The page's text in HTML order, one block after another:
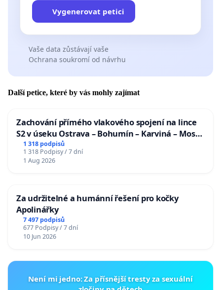
Vygenerovat petici
Vaše data zůstávají vaše
Ochrana soukromí od návrhu
Další petice, které by vás mohly zajímat
Zachování přímého vlakového spojení na lince
S2 v úseku Ostrava – Bohumín – Karviná – Mosty
u Jablunkova
1 318 podpisů
1 318 Podpisy / 7 dní
1 Aug 2026
Za udržitelné a humánní řešení pro kočky
Apolinářky
7 497 podpisů
677 Podpisy / 7 dní
10 Jun 2026
Není mi jedno: Za přísnější tresty za sexuální